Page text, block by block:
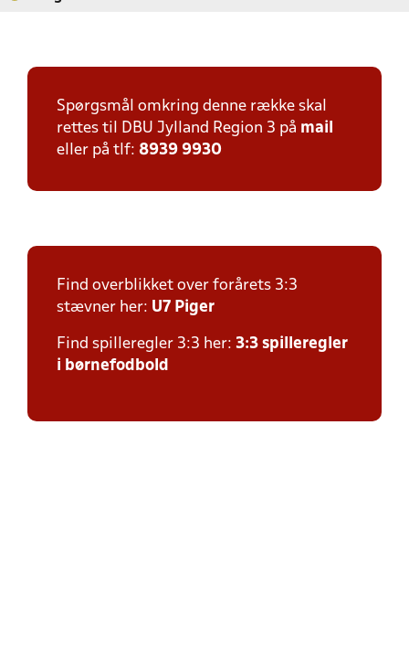
Spørgsmål omkring denne række skal
rettes til DBU Jylland Region 3 på mail
eller på tlf: 8939 9930
Find overblikket over forårets 3:3
stævner her: U7 Piger
Find spilleregler 3:3 her: 3:3 spilleregler
i børnefodbold